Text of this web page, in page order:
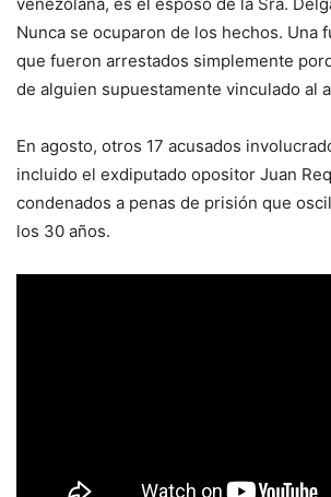
Nunca se ocuparon de los hechos. Una
que fueron arrestados simplemente
de alguien supuestamente vinculado al
En agosto, otros 17 acusados
incluido el exdiputado opositor Juan
condenados a penas de prisión que
los 30 años.